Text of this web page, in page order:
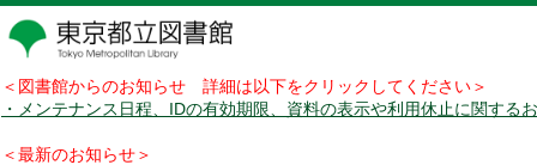
＜図書館からのお知らせ 詳細は以下をクリックしてください＞
・メンテナンス日程、IDの有効期限、資料の表示や利用休止に関する
＜最新のお知らせ＞